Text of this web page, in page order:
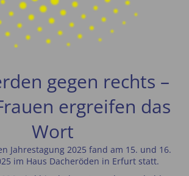
gegen rechts –
ergreifen das
Wort
Jahrestagung 2025 fand am 15. und 16.
im Haus Dacheröden in Erfurt statt.